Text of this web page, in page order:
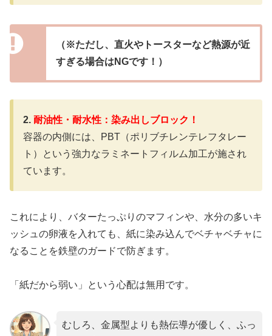
（※ただし、直火やトースターなど熱源が近
すぎる場合はNGです！）
2. 耐油性・耐水性：染み出しブロック！
容器の内側には、PBT（ポリブチレンテレフタレー
ト）という強力なラミネートフィルム加工が施され
ています。
これにより、バターたっぷりのマフィンや、水分の多いキ
ッシュの卵液を入れても、紙に染み込んでベチャベチャに
なることを鉄壁のガードで防ぎます。
「紙だから弱い」という心配は無用です。
むしろ、金属型よりも熱伝導が優しく、ふっ